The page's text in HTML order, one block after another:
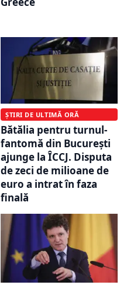
ȘTIRI DE ULTIMĂ ORĂ
Bătălia pentru turnul-
fantomă din București
ajunge la ÎCCJ. Disputa
de zeci de milioane de
euro a intrat în faza
finală